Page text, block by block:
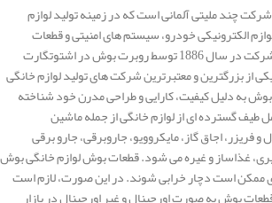
چند ملیتی آلمانی است که در زمینه تولید لوازم
الکترونیکی خودرو، سیستم های امنیتی و قطعات
خودرو فعالیت می کند. این شرکت در سال 1886 توسط روبرت بوش در اشتوتگارت
از بزرگترین و معتبرترین شرکت های تولید لوازم خانگی
به دلیل کیفیت، کارایی و طراحی مدرن خود شناخته
گسترده ای از لوازم خانگی از جمله ماشین
اجاق گاز، مایکروویو، جاروبرقی، جارو برقی
غذاساز و غیره می شود. قطعات بوش لوازم خانگی بوش
ممکن است دچار خرابی شوند. در این صورت، لازم است
بوش به صورت اورجینال و غیر اورجینال در بازار